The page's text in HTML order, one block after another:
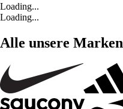
Loading...
Loading...
Alle unsere Marken